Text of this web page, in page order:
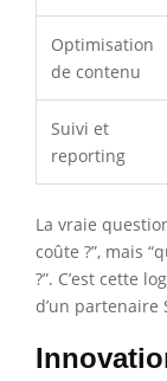
Optimisation
de contenu
Suivi et
reporting
La vraie
coûte ?”, mais
?”. C’est cette
d’un partenaire